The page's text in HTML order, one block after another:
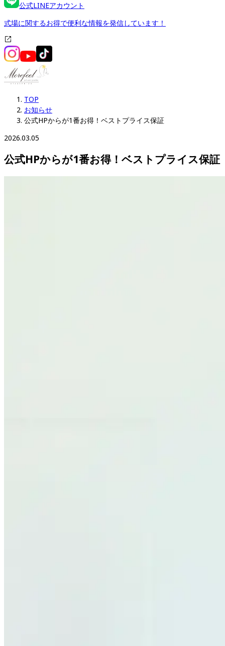
公式LINEアカウント
式場に関するお得で便利な情報を発信しています！
TOP
お知らせ
公式HPからが1番お得​​​​​​​！ベストプライス保証
2026.03.05
公式HPからが1番お得​​​​​​​！ベストプライス保証